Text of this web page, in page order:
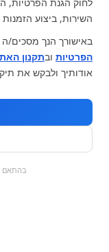
מבצעים
השירות, ביצוע
באישורך הנך מסכים/
הפרטיות ובתקנון
אודותיך ולבקש את
בהתאם